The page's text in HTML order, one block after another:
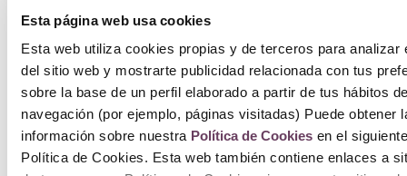
Esta página web usa cookies
Esta web utiliza cookies propias y de terceros para analizar
del sitio web y mostrarte publicidad relacionada con tus
sobre la base de un perfil elaborado a partir de tus hábitos
navegación (por ejemplo, páginas visitadas) Puede obtener
información sobre nuestra Política de Cookies en el
Política de Cookies. Esta web también contiene enlaces a